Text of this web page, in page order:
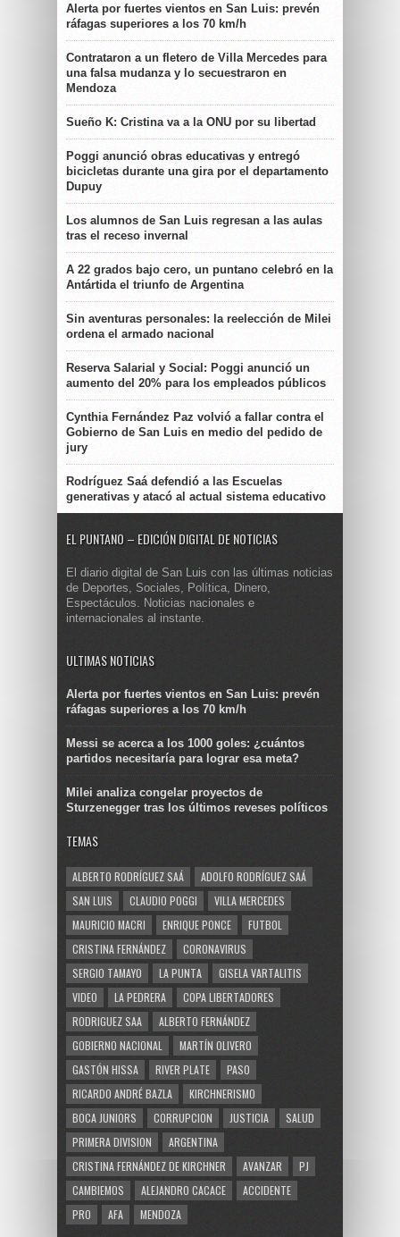
Alerta por fuertes vientos en San Luis: prevén
ráfagas superiores a los 70 km/h
Contrataron a un fletero de Villa Mercedes para
una falsa mudanza y lo secuestraron en
Mendoza
Sueño K: Cristina va a la ONU por su libertad
Poggi anunció obras educativas y entregó
bicicletas durante una gira por el departamento
Dupuy
Los alumnos de San Luis regresan a las aulas
tras el receso invernal
A 22 grados bajo cero, un puntano celebró en la
Antártida el triunfo de Argentina
Sin aventuras personales: la reelección de Milei
ordena el armado nacional
Reserva Salarial y Social: Poggi anunció un
aumento del 20% para los empleados públicos
Cynthia Fernández Paz volvió a fallar contra el
Gobierno de San Luis en medio del pedido de
jury
Rodríguez Saá defendió a las Escuelas
generativas y atacó al actual sistema educativo
EL PUNTANO – EDICIÓN DIGITAL DE NOTICIAS
El diario digital de San Luis con las últimas noticias
de Deportes, Sociales, Política, Dinero,
Espectáculos. Noticias nacionales e
internacionales al instante.
ULTIMAS NOTICIAS
Alerta por fuertes vientos en San Luis: prevén
ráfagas superiores a los 70 km/h
Messi se acerca a los 1000 goles: ¿cuántos
partidos necesitaría para lograr esa meta?
Milei analiza congelar proyectos de
Sturzenegger tras los últimos reveses políticos
TEMAS
ALBERTO RODRÍGUEZ SAÁ
ADOLFO RODRÍGUEZ SAÁ
SAN LUIS
CLAUDIO POGGI
VILLA MERCEDES
MAURICIO MACRI
ENRIQUE PONCE
FUTBOL
CRISTINA FERNÁNDEZ
CORONAVIRUS
SERGIO TAMAYO
LA PUNTA
GISELA VARTALITIS
VIDEO
LA PEDRERA
COPA LIBERTADORES
RODRIGUEZ SAA
ALBERTO FERNÁNDEZ
GOBIERNO NACIONAL
MARTÍN OLIVERO
GASTÓN HISSA
RIVER PLATE
PASO
RICARDO ANDRÉ BAZLA
KIRCHNERISMO
BOCA JUNIORS
CORRUPCION JUSTICIA
SALUD
PRIMERA DIVISION
ARGENTINA
CRISTINA FERNÁNDEZ DE KIRCHNER
AVANZAR
PJ
CAMBIEMOS
ALEJANDRO CACACE
ACCIDENTE
PRO
AFA MENDOZA